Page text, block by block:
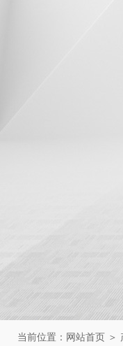
当前位置： 网站首页 ＞